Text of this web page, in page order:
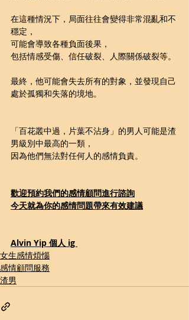
在這種情況下，局面往往會變得非常混亂和不
穩定，
可能會導致各種負面後果，
包括情感受傷、信任破裂、人際關係破裂等。
最終，他可能會失去所有的對象，並發現自己
處於孤獨和失落的境地。
「百花叢中過，片葉不沾身」的男人可能是渣
男級別中最高的一類，
因為他們無法對任何人的感情負責。
歡迎預約我們的感情顧問進行諮詢
今天就為你的感情問題帶來有效建議
Alvin Yip 個人 ig
女生感情煩惱
感情顧問服務
渣男